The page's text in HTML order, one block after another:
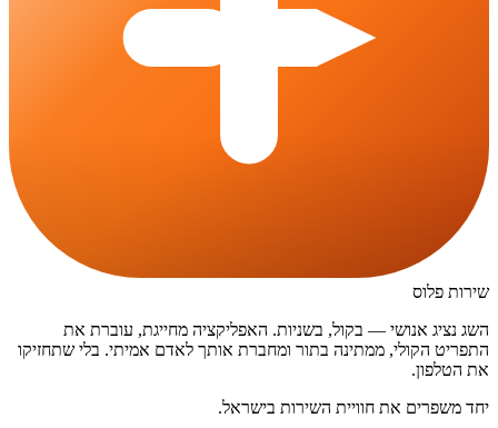
שירות פלוס
השג נציג אנושי — בקול, בשניות. האפליקציה מחייגת, עוברת את
התפריט הקולי, ממתינה בתור ומחברת אותך לאדם אמיתי. בלי שתחזיקו
את הטלפון.
יחד משפרים את חוויית השירות בישראל.